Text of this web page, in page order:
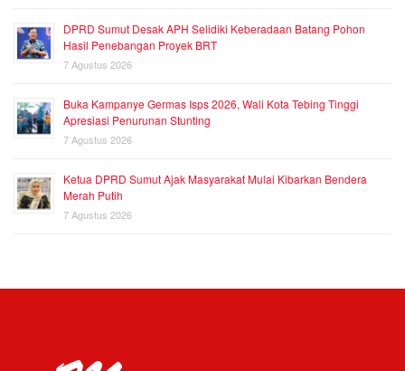
DPRD Sumut Desak APH Selidiki Keberadaan Batang Pohon
Hasil Penebangan Proyek BRT
7 Agustus 2026
Buka Kampanye Germas Isps 2026, Wali Kota Tebing Tinggi
Apresiasi Penurunan Stunting
7 Agustus 2026
Ketua DPRD Sumut Ajak Masyarakat Mulai Kibarkan Bendera
Merah Putih
7 Agustus 2026